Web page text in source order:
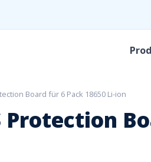
Board für 6 Pack 18650 Li-ion
Protection